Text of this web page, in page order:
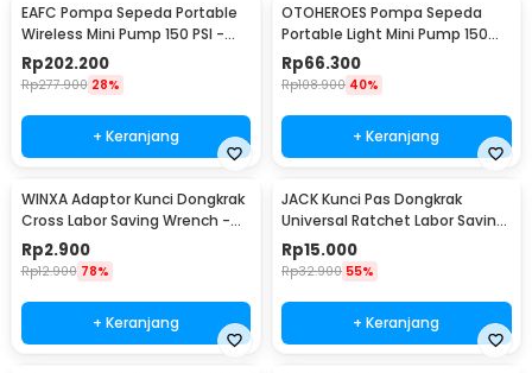
EAFC Pompa Sepeda Portable
Wireless Mini Pump 150 PSI -
PR-F1901
Rp202.200
Rp277.900 28%
+ Keranjang
OTOHEROES Pompa Sepeda
Portable Light Mini Pump 150
PSI - SCK619-1
Rp66.300
Rp108.900 40%
+ Keranjang
WINXA Adaptor Kunci Dongkrak
Cross Labor Saving Wrench -
WX-00
Rp2.900
Rp12.900 78%
+ Keranjang
JACK Kunci Pas Dongkrak
Universal Ratchet Labor Saving
Wrench - J-55
Rp15.000
Rp32.900 55%
+ Keranjang